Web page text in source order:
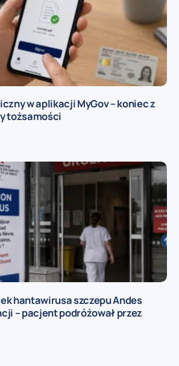
w aplikacji MyGov – koniec z
tożsamości
hantawirusa szczepu Andes
– pacjent podróżował przez